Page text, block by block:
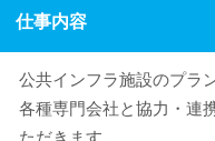
仕事内容
公共インフラ施設のプラ
各種専門会社と協力・連
ただきます。